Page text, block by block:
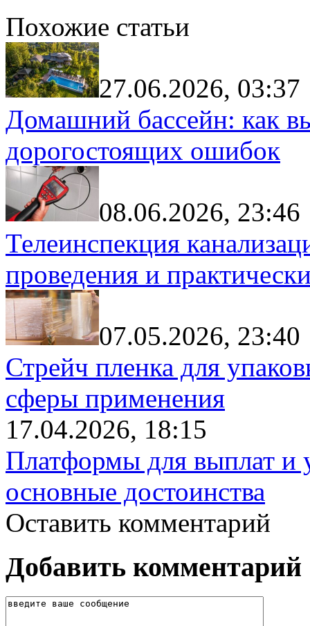
Похожие статьи
27.06.2026, 03:37
Домашний бассейн: как
дорогостоящих ошибок
08.06.2026, 23:46
Телеинспекция
проведения и
07.05.2026, 23:40
Стрейч пленка для
сферы применения
17.04.2026, 18:15
Платформы для выплат и
основные достоинства
Оставить комментарий
Добавить комментарий